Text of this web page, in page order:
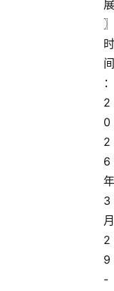
展
〗
时
间
：
2
0
2
6
年
3
月
2
9
-